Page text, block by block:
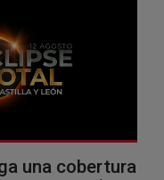
una cobertura